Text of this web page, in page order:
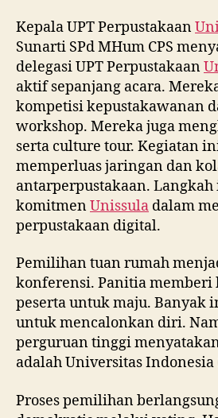
Kepala UPT Perpustakaan
Sunarti SPd MHum CPS
delegasi UPT Perpustakaan
aktif sepanjang acara.
kompetisi kepustakawanan
workshop. Mereka juga
serta culture tour. Kegiatan
memperluas jaringan dan
antarperpustakaan.
komitmenUnissula dalam
perpustakaan digital.
Pemilihan tuan rumah
konferensi. Panitia memberi
peserta untuk maju. Banyak
untuk mencalonkan diri.
perguruan tinggi
adalah Universitas Indonesia
Proses pemilihan